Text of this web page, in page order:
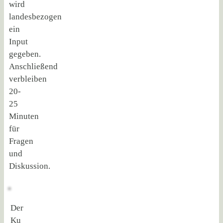
wird
landesbezogen
ein
Input
gegeben.
Anschließend
verbleiben
20-
25
Minuten
für
Fragen
und
Diskussion.
Der
Ku